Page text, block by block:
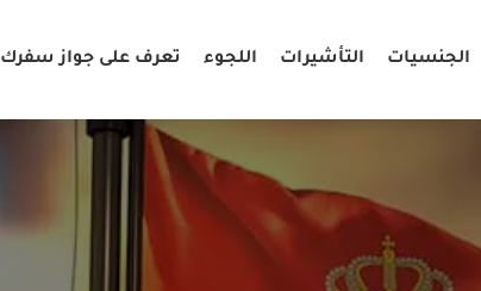
الجنسيات التأشيرات اللجوء تعرف على جواز سفرك